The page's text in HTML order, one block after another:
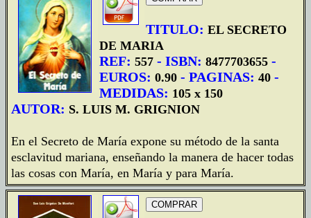
TITULO: EL SECRETO
DE MARIA
REF: 557 - ISBN: 8477703655 -
EUROS: 0.90 - PAGINAS: 40 -
MEDIDAS: 105 x 150
AUTOR: S. LUIS M. GRIGNION
En el Secreto de María expone su método de la santa
esclavitud mariana, enseñando la manera de hacer todas
las cosas con María, en María y para María.